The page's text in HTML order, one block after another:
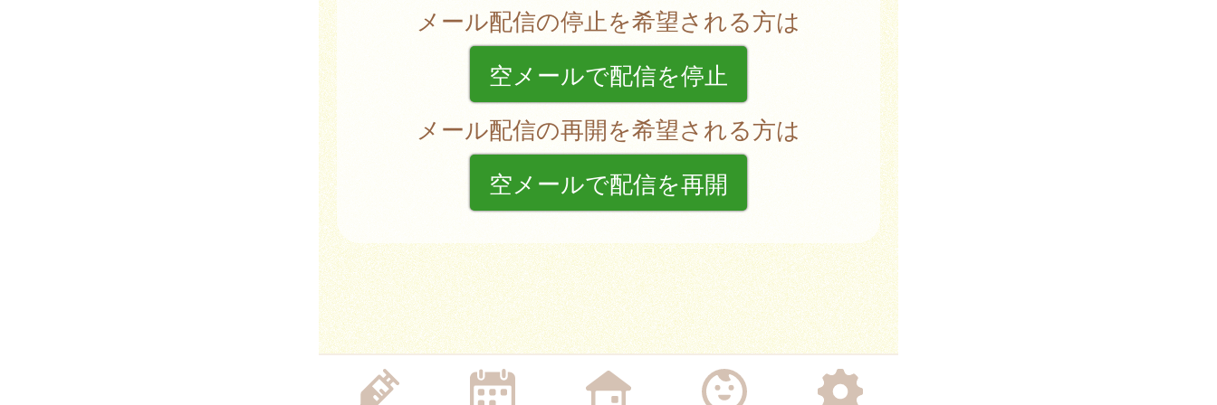
メール配信の停止を希望される方は
空メールで配信を停止
メール配信の再開を希望される方は
空メールで配信を再開